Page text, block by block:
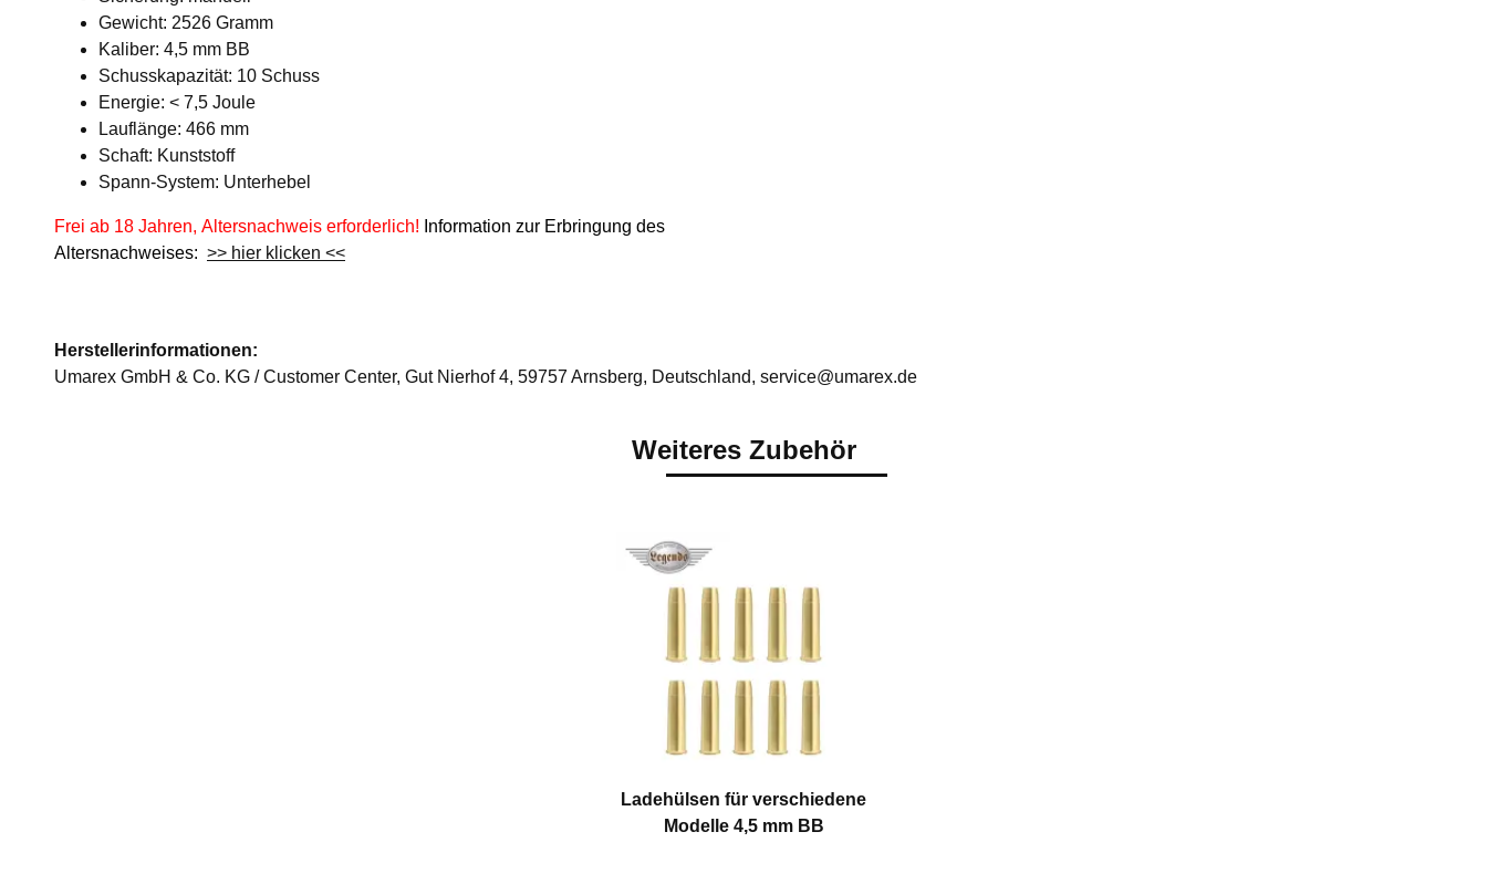
Gewicht: 2526 Gramm
Kaliber: 4,5 mm BB
Schusskapazität: 10 Schuss
Energie: < 7,5 Joule
Lauflänge: 466 mm
Schaft: Kunststoff
Spann-System: Unterhebel
Frei ab 18 Jahren, Altersnachweis erforderlich! Information zur Erbringung des
Altersnachweises: >> hier klicken <<
Herstellerinformationen:
Umarex GmbH & Co. KG / Customer Center, Gut Nierhof 4, 59757 Arnsberg, Deutschland, service@umarex.de
Weiteres Zubehör
Ladehülsen für verschiedene
Modelle 4,5 mm BB